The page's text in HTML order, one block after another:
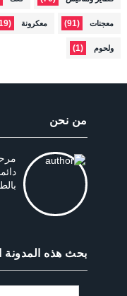
معجنات (91) معكرونة (19)
ولحوم (1)
من نحن
بحث هذه المدونة